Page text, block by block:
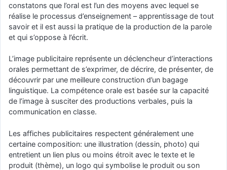
constatons que l’oral est l’un des moyens avec lequel se
réalise le processus d’enseignement – apprentissage de tout
savoir et il est aussi la pratique de la production de la parole
et qui s’oppose à l’écrit.
L’image publicitaire représente un déclencheur d’interactions
orales permettant de s’exprimer, de décrire, de présenter, de
découvrir par une meilleure construction d’un bagage
linguistique. La compétence orale est basée sur la capacité
de l’image à susciter des productions verbales, puis la
communication en classe.
Les affiches publicitaires respectent généralement une
certaine composition: une illustration (dessin, photo) qui
entretient un lien plus ou moins étroit avec le texte et le
produit (thème), un logo qui symbolise le produit ou son